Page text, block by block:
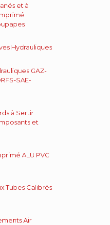
et à
Hydrauliques
GAZ-
SAE-
à Sertir
et
ALU PVC
Tubes Calibrés
Air